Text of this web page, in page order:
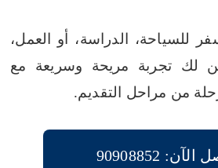
للسياحة، الدراسة، أو العمل،
لك تجربة مريحة وسريعة مع
من مراحل التقديم.
90908852